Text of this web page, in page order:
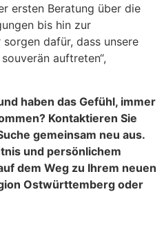
ersten Beratung über die
bis hin zur
dafür, dass unsere
auftreten“,
haben das Gefühl, immer
Kontaktieren Sie
gemeinsam neu aus.
und persönlichem
dem Weg zu Ihrem neuen
Ostwürttemberg oder